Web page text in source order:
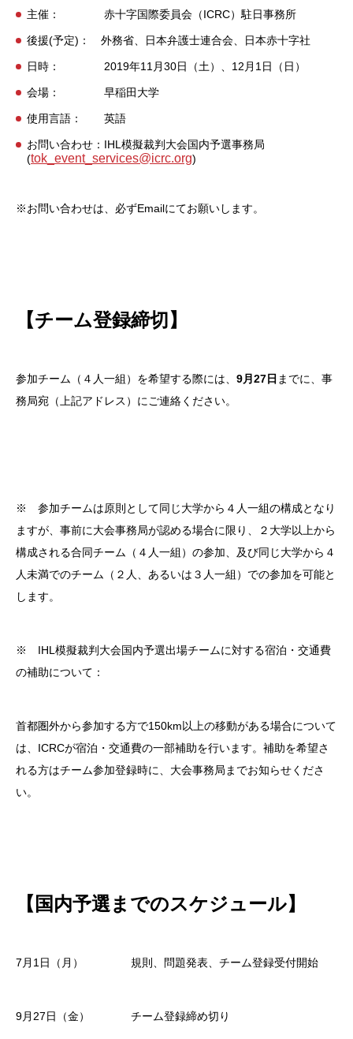
主催： 赤十字国際委員会（ICRC）駐日事務所
後援(予定)： 外務省、日本弁護士連合会、日本赤十字社
日時： 2019年11月30日（土）、12月1日（日）
会場： 早稲田大学
使用言語： 英語
お問い合わせ：IHL模擬裁判大会国内予選事務局
(tok_event_services@icrc.org)
※お問い合わせは、必ずEmailにてお願いします。
【チーム登録締切】
参加チーム（４人一組）を希望する際には、 9月27日 までに、事
務局宛（上記アドレス）にご連絡ください。
※ 参加チームは原則として同じ大学から４人一組の構成となり
ますが、事前に大会事務局が認める場合に限り、２大学以上から
構成される合同チーム（４人一組）の参加、及び同じ大学から４
人未満でのチーム（２人、あるいは３人一組）での参加を可能と
します。
※ IHL模擬裁判大会国内予選出場チームに対する宿泊・交通費
の補助について：
首都圏外から参加する方で150km以上の移動がある場合について
は、ICRCが宿泊・交通費の一部補助を行います。補助を希望さ
れる方はチーム参加登録時に、大会事務局までお知らせくださ
い。
【国内予選までのスケジュール】
7月1日（月） 規則、問題発表、チーム登録受付開始
9月27日（金） チーム登録締め切り